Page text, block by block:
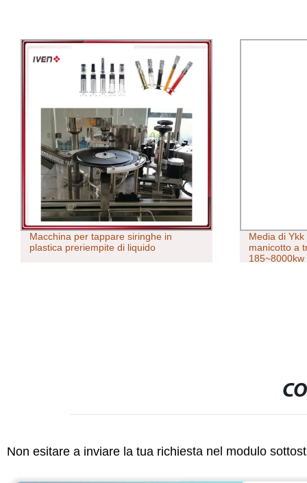
Macchina per tappare siringhe in
plastica preriempite di liquido
Media di
manicotto a
Non esitare a inviare la tua richiesta nel modulo